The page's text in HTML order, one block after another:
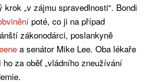
krok „v zájmu spravedlnosti“. Bondi
poté, co ji na případ
zákonodárci, poslankyně
a senátor Mike Lee. Oba lékaře
za oběť „vládního zneužívání